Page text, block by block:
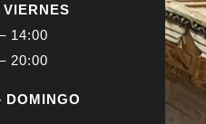
14:00
20:00
DOMINGO